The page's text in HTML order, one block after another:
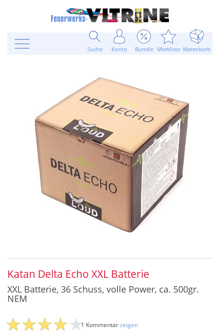
Suche Konto Bundle Merkliste Warenkorb
Katan Delta Echo XXL Batterie
XXL Batterie, 36 Schuss, volle Power, ca. 500gr.
NEM
1 Kommentarzeigen